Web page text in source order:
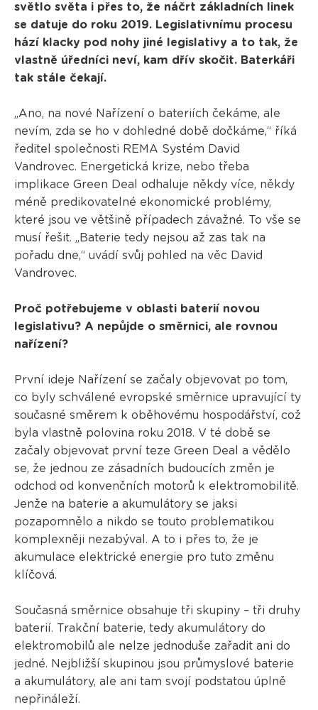
světlo světa i přes to, že náčrt základních linek
se datuje do roku 2019. Legislativnímu procesu
hází klacky pod nohy jiné legislativy a to tak, že
vlastně úředníci neví, kam dřív skočit. Baterkáři
tak stále čekají.
„Ano, na nové Nařízení o bateriích čekáme, ale
nevím, zda se ho v dohledné době dočkáme,“ říká
ředitel společnosti REMA Systém David
Vandrovec. Energetická krize, nebo třeba
implikace Green Deal odhaluje někdy více, někdy
méně predikovatelné ekonomické problémy,
které jsou ve většině případech závažné. To vše se
musí řešit. „Baterie tedy nejsou až zas tak na
pořadu dne,“ uvádí svůj pohled na věc David
Vandrovec.
Proč potřebujeme v oblasti baterií novou
legislativu? A nepůjde o směrnici, ale rovnou
nařízení?
První ideje Nařízení se začaly objevovat po tom,
co byly schválené evropské směrnice upravující ty
současné směrem k oběhovému hospodářství, což
byla vlastně polovina roku 2018. V té době se
začaly objevovat první teze Green Deal a vědělo
se, že jednou ze zásadních budoucích změn je
odchod od konvenčních motorů k elektromobilitě.
Jenže na baterie a akumulátory se jaksi
pozapomnělo a nikdo se touto problematikou
komplexněji nezabýval. A to i přes to, že je
akumulace elektrické energie pro tuto změnu
klíčová.
Současná směrnice obsahuje tři skupiny – tři druhy
baterií. Trakční baterie, tedy akumulátory do
elektromobilů ale nelze jednoduše zařadit ani do
jedné. Nejbližší skupinou jsou průmyslové baterie
a akumulátory, ale ani tam svojí podstatou úplně
nepřináleží.